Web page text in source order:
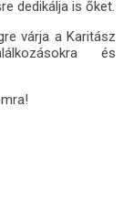
dedikálja is őket.
várja a Karitász
és